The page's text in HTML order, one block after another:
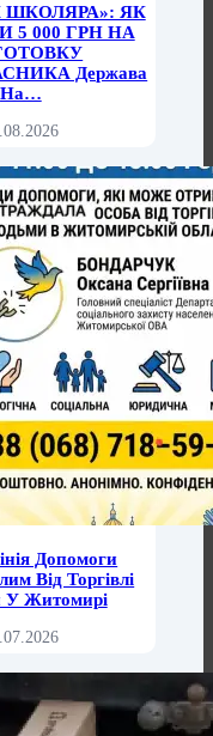
ЯК
5 000 ГРН НА
Держава
На…
Допомоги
Від Торгівлі
У Житомирі